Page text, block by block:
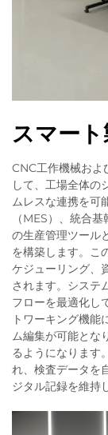
スマー
CNC工作機械およ
して、工場全体
ムレスな連携を可
（MES）、統合
の生産管理ツール
を構築します。こ
ケジューリング、
されます。システ
フローを最適化し
トワーキング機能
ム編集が可能とな
るようになります
れ、検査データを
ジタル記録を維持